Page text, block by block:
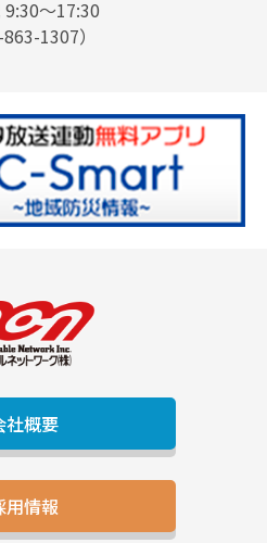
〜17:30
863-1307）
社概要
用情報